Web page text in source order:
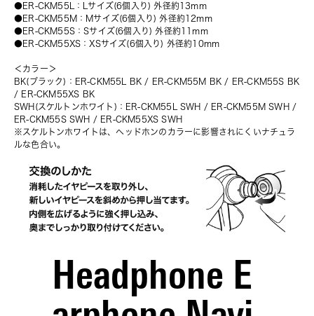
●ER-CKM55L：Lサイズ(6個入り) 外径約13mm
●ER-CKM55M：Mサイズ(6個入り) 外径約12mm
●ER-CKM55S：Sサイズ(6個入り) 外径約11mm
●ER-CKM55XS：XSサイズ(6個入り) 外径約10mm
＜カラー＞
BK(ブラック)：ER-CKM55L BK / ER-CKM55M BK / ER-CKM55S BK
/ ER-CKM55XS BK
SWH(スケルトンホワイト)：ER-CKM55L SWH / ER-CKM55M SWH /
ER-CKM55S SWH / ER-CKM55XS SWH
※スケルトンホワイトは、ヘッドホンのカラーに影響されにくいナチュラ
ルな色合い。
Headphone E